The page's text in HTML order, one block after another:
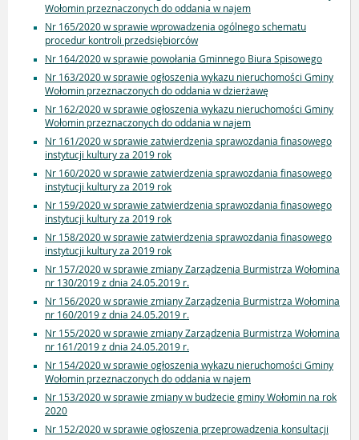
Wołomin przeznaczonych do oddania w najem
Nr 165/2020 w sprawie wprowadzenia ogólnego schematu
procedur kontroli przedsiębiorców
Nr 164/2020 w sprawie powołania Gminnego Biura Spisowego
Nr 163/2020 w sprawie ogłoszenia wykazu nieruchomości Gminy
Wołomin przeznaczonych do oddania w dzierżawę
Nr 162/2020 w sprawie ogłoszenia wykazu nieruchomości Gminy
Wołomin przeznaczonych do oddania w najem
Nr 161/2020 w sprawie zatwierdzenia sprawozdania finasowego
instytucji kultury za 2019 rok
Nr 160/2020 w sprawie zatwierdzenia sprawozdania finasowego
instytucji kultury za 2019 rok
Nr 159/2020 w sprawie zatwierdzenia sprawozdania finasowego
instytucji kultury za 2019 rok
Nr 158/2020 w sprawie zatwierdzenia sprawozdania finasowego
instytucji kultury za 2019 rok
Nr 157/2020 w sprawie zmiany Zarządzenia Burmistrza Wołomina
nr 130/2019 z dnia 24.05.2019 r.
Nr 156/2020 w sprawie zmiany Zarządzenia Burmistrza Wołomina
nr 160/2019 z dnia 24.05.2019 r.
Nr 155/2020 w sprawie zmiany Zarządzenia Burmistrza Wołomina
nr 161/2019 z dnia 24.05.2019 r.
Nr 154/2020 w sprawie ogłoszenia wykazu nieruchomości Gminy
Wołomin przeznaczonych do oddania w najem
Nr 153/2020 w sprawie zmiany w budżecie gminy Wołomin na rok
2020
Nr 152/2020 w sprawie ogłoszenia przeprowadzenia konsultacji